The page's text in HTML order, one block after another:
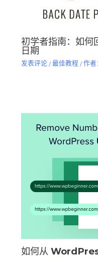
初学者指南：如
日期
发表评论 /最佳教程 / 作者
如何从